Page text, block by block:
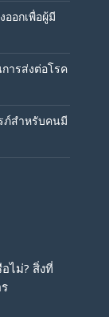
ออกเพื่อผู้มี
ารส่งต่อโรค
ภ์สำหรับคนมี
ไม่? สิ่งที่